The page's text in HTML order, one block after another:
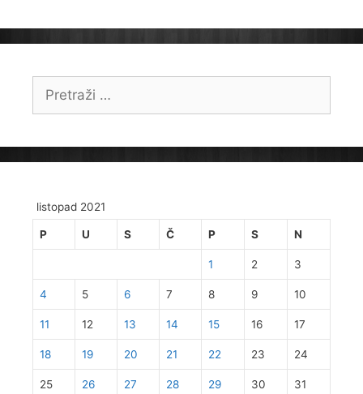
Pretraži:
listopad 2021
P U S Č P S N
1 2 3
4 5 6 7 8 9 10
11 12 13 14 15 16 17
18 19 20 21 22 23 24
25 26 27 28 29 30 31